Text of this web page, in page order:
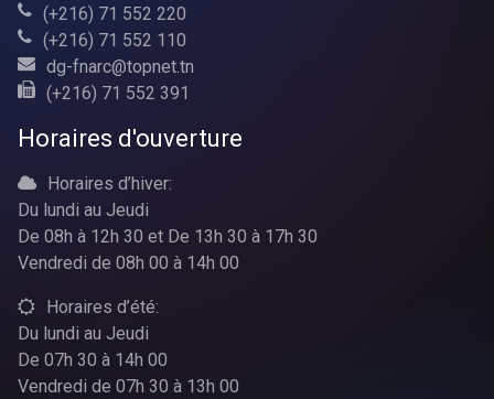
(+216) 71 552 220
(+216) 71 552 110
dg-fnarc@topnet.tn
(+216) 71 552 391
Horaires d'ouverture
Horaires d’hiver:
Du lundi au Jeudi
De 08h à 12h 30 et De 13h 30 à 17h 30
Vendredi de 08h 00 à 14h 00
Horaires d’été:
Du lundi au Jeudi
De 07h 30 à 14h 00
Vendredi de 07h 30 à 13h 00